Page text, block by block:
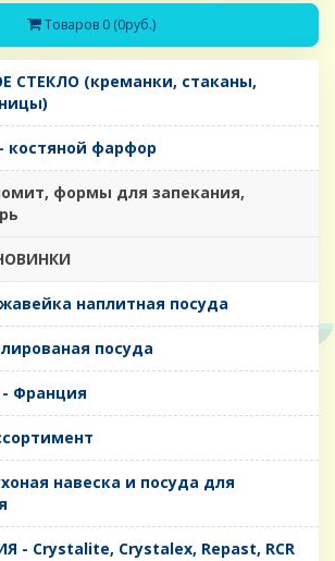
Товаров 0 (0руб.)
СТЕКЛО (креманки, стаканы,
костяной фарфор
формы для запекания,
наплитная посуда
посуда
- Франция
навеска и посуда для
- Crystalite, Crystalex, Repast, RCR